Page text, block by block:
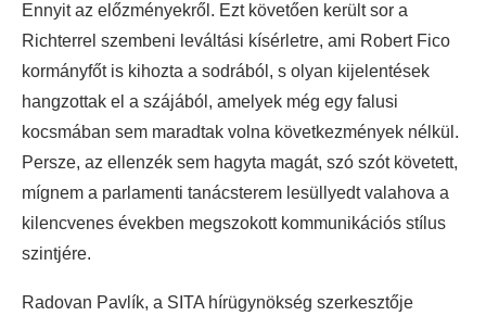
Ennyit az előzményekről. Ezt követően került sor a
Richterrel szembeni leváltási kísérletre, ami Robert Fico
kormányfőt is kihozta a sodrából, s olyan kijelentések
hangzottak el a szájából, amelyek még egy falusi
kocsmában sem maradtak volna következmények nélkül.
Persze, az ellenzék sem hagyta magát, szó szót követett,
mígnem a parlamenti tanácsterem lesüllyedt valahova a
kilencvenes években megszokott kommunikációs stílus
szintjére.
Radovan Pavlík, a SITA hírügynökség szerkesztője